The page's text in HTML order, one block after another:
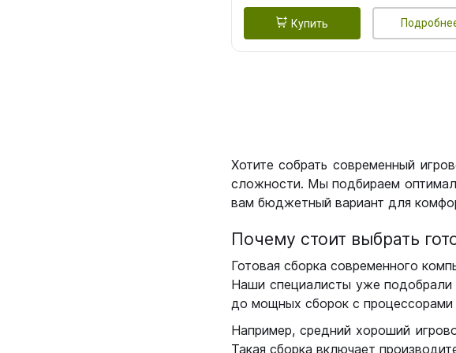
Купить
Хотите собрать современный
сложности. Мы подбираем
вам бюджетный вариант для
Почему стоит выбрать
Готовая сборка современного
Наши специалисты уже подобрали
до мощных сборок с
Например, средний хороший
Такая сборка включает